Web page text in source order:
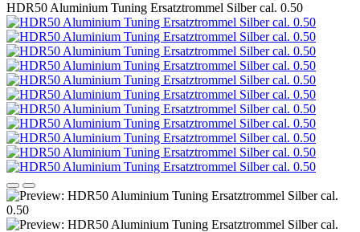
HDR50 Aluminium Tuning Ersatztrommel Silber cal. 0.50